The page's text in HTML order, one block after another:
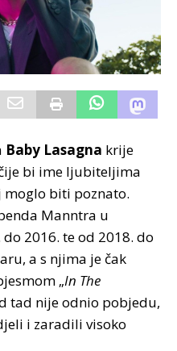
Baby Lasagna krije
bi ime ljubiteljima
moglo biti poznato.
Manntra u
2016. te od 2018. do
a s njima je čak
„In The
tad nije odnio pobjedu,
i zaradili visoko